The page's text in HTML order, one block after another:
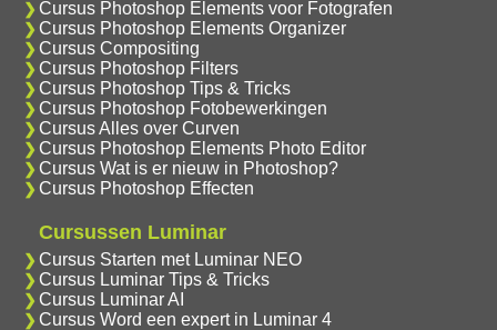
Cursus Photoshop Elements voor Fotografen
Cursus Photoshop Elements Organizer
Cursus Compositing
Cursus Photoshop Filters
Cursus Photoshop Tips & Tricks
Cursus Photoshop Fotobewerkingen
Cursus Alles over Curven
Cursus Photoshop Elements Photo Editor
Cursus Wat is er nieuw in Photoshop?
Cursus Photoshop Effecten
Cursussen Luminar
Cursus Starten met Luminar NEO
Cursus Luminar Tips & Tricks
Cursus Luminar AI
Cursus Word een expert in Luminar 4